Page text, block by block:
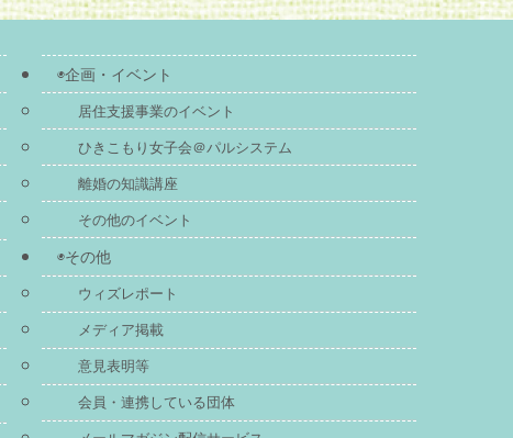
◉企画・イベント
居住支援事業のイベント
ひきこもり女子会＠パルシステム
離婚の知識講座
その他のイベント
◉その他
ウィズレポート
メディア掲載
意見表明等
会員・連携している団体